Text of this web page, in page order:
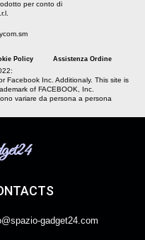
per conto di
Policy Assistenza Ordine
Facebook Inc. Additionaly. This site is
of FACEBOOK, Inc.
variare da persona a persona
gadget24.com